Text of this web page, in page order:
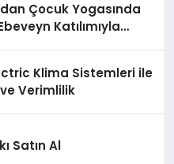
Çocuk Yogasında
Katılımıyla
Klima Sistemleri ile
Verimlilik
Satın Al